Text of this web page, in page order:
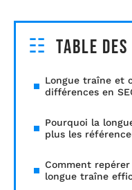
Table
Longue traîne et
différences en
Pourquoi la
plus les
Comment
longue traîne